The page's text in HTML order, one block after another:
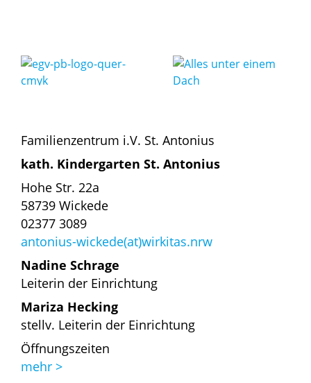
Familienzentrum i.V. St. Antonius
kath. Kindergarten St. Antonius
Hohe Str. 22a
58739 Wickede
02377 3089
antonius-wickede(at)wirkitas.nrw
Nadine Schrage
Leiterin der Einrichtung
Mariza Hecking
stellv. Leiterin der Einrichtung
Öffnungszeiten
mehr >